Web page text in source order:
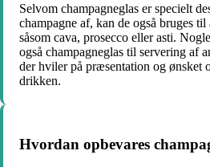
Selvom champagneglas er specielt
champagne af, kan de også bruges
såsom cava, prosecco eller asti.
også champagneglas til servering af
der hviler på præsentation og ønsket
drikken.
Hvordan opbevares